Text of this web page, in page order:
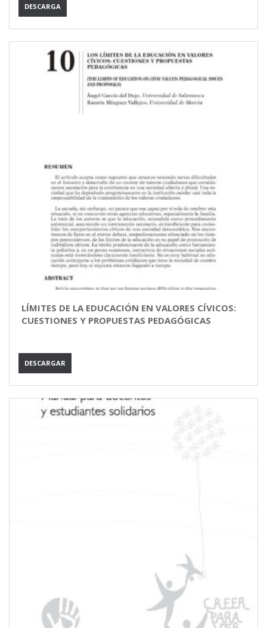
DESCARGA
LÍMITES DE LA EDUCACIÓN EN VALORES CÍVICOS:
CUESTIONES Y PROPUESTAS PEDAGÓGICAS
DESCARGAR